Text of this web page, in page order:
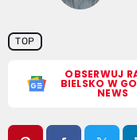
TOP
OBSERWUJ
BIELSKO W
NEWS